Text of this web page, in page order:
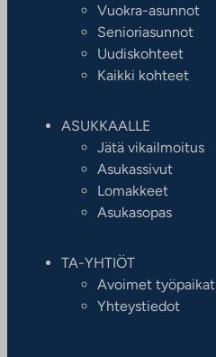
Vuokra-asunnot
Senioriasunnot
Uudiskohteet
Kaikki kohteet
ASUKKAALLE
Jätä vikailmoitus
Asukassivut
Lomakkeet
Asukasopas
TA-YHTIÖT
Avoimet työpaikat
Yhteystiedot